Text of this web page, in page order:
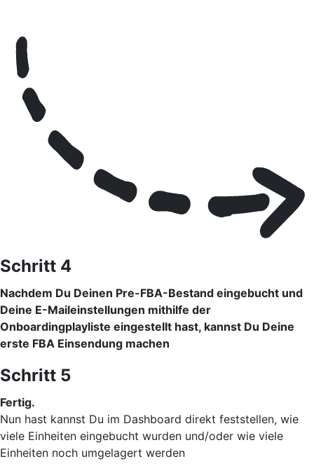
Schritt 4
Nachdem Du Deinen Pre-FBA-Bestand eingebucht und
Deine E-Maileinstellungen mithilfe der
Onboardingplayliste eingestellt hast, kannst Du Deine
erste FBA Einsendung machen
Schritt 5
Fertig.
Nun hast kannst Du im Dashboard direkt feststellen, wie
viele Einheiten eingebucht wurden und/oder wie viele
Einheiten noch umgelagert werden